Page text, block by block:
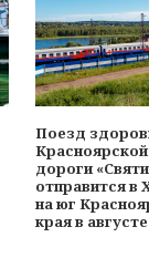
Поезд
дороги
отправится в
на юг
края в августе